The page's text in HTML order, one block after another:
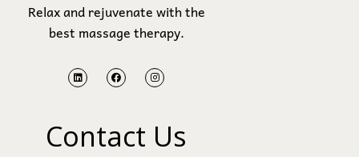
Relax and rejuvenate with the
best massage therapy.
Contact Us